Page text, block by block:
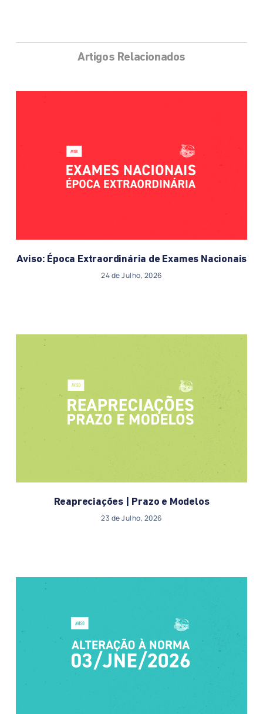
Artigos Relacionados
Aviso: Época Extraordinária de Exames Nacionais
24 de Julho, 2026
Reapreciações | Prazo e Modelos
23 de Julho, 2026